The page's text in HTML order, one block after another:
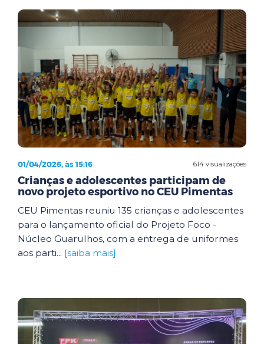
614 visualizações
01/04/2026, às 15:16
Crianças e adolescentes participam de
novo projeto esportivo no CEU Pimentas
CEU Pimentas reuniu 135 crianças e adolescentes
para o lançamento oficial do Projeto Foco -
Núcleo Guarulhos, com a entrega de uniformes
aos parti... [saiba mais]